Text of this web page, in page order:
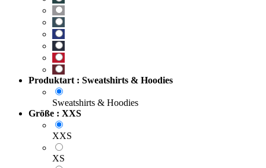
Produktart : Sweatshirts & Hoodies
Sweatshirts & Hoodies
Größe : XXS
XXS
XS